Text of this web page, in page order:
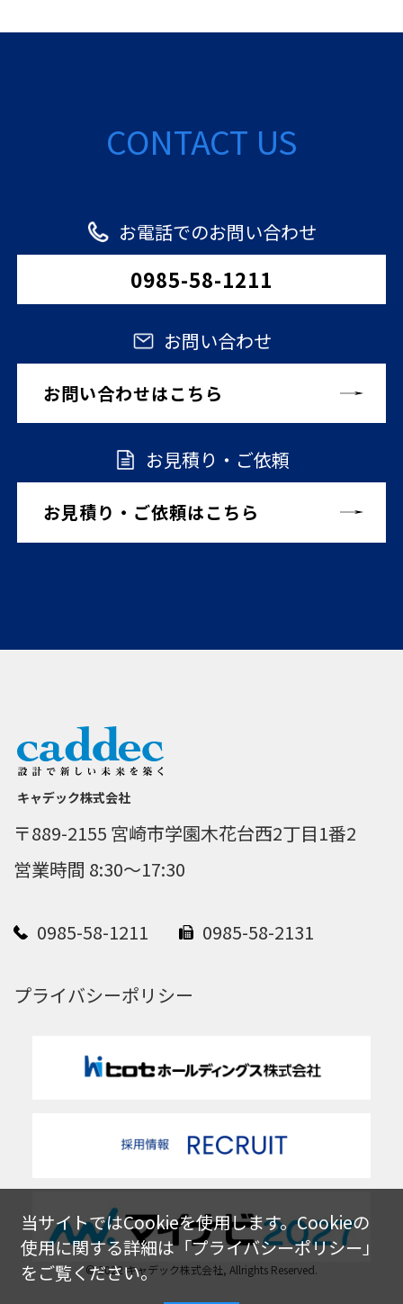
当サイトではCookieを使用します。Cookieの
使用に関する詳細は「プライバシーポリシー」
をご覧ください。
CONTACT US
お電話でのお問い合わせ
0985-58-1211
お問い合わせ
お問い合わせはこちら
お見積り・ご依頼
お見積り・ご依頼はこちら
キャデック株式会社
〒889-2155 宮崎市学園木花台西2丁目1番2
営業時間 8:30～17:30
0985-58-1211 0985-58-2131
プライバシーポリシー
© 2022 キャデック株式会社, Allrights Reserved.